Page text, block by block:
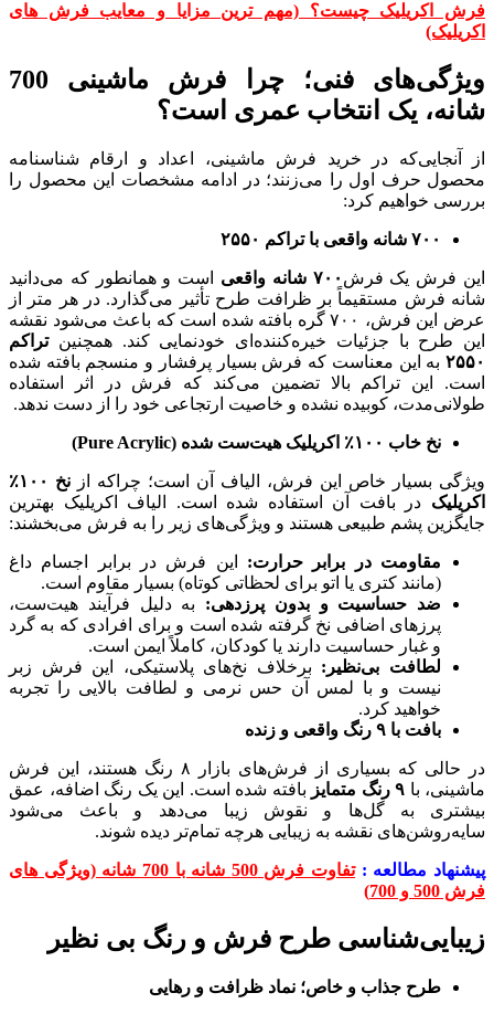
فرش اکریلیک چیست؟ (مهم ترین مزایا و معایب فرش های
اکریلیک)
ویژگی‌های فنی؛ چرا فرش ماشینی 700
شانه، یک انتخاب عمری است؟
از آنجایی‌که در خرید فرش ماشینی، اعداد و ارقام شناسنامه
محصول حرف اول را می‌زنند؛ در ادامه مشخصات این محصول را
بررسی خواهیم کرد:
۷۰۰ شانه واقعی با تراکم ۲۵۵۰
این فرش یک فرش ۷۰۰ شانه واقعی است و همانطور که می‌دانید
شانه فرش مستقیماً بر ظرافت طرح تأثیر می‌گذارد. در هر متر از
عرض این فرش، ۷۰۰ گره بافته شده است که باعث می‌شود نقشه
این طرح با جزئیات خیره‌کننده‌ای خودنمایی کند. همچنینتراکم
۲۵۵۰ به این معناست که فرش بسیار پرفشار و منسجم بافته شده
است. این تراکم بالا تضمین می‌کند که فرش در اثر استفاده
طولانی‌مدت، کوبیده نشده و خاصیت ارتجاعی خود را از دست ندهد.
نخ خاب ۱۰۰٪ اکریلیک هیت‌ست شده (Pure Acrylic)
ویژگی بسیار خاص این فرش، الیاف آن است؛ چراکه از نخ ۱۰۰٪
اکریلیک در بافت آن استفاده شده است. الیاف اکریلیک بهترین
جایگزین پشم طبیعی هستند و ویژگی‌های زیر را به فرش می‌بخشند:
مقاومت در برابر حرارت: این فرش در برابر اجسام داغ
(مانند کتری یا اتو برای لحظاتی کوتاه) بسیار مقاوم است.
ضد حساسیت و بدون پرزدهی: به دلیل فرآیند هیت‌ست،
پرزهای اضافی نخ گرفته شده است و برای افرادی که به گرد
و غبار حساسیت دارند یا کودکان، کاملاً ایمن است.
لطافت بی‌نظیر: برخلاف نخ‌های پلاستیکی، این فرش زبر
نیست و با لمس آن حس نرمی و لطافت بالایی را تجربه
خواهید کرد.
بافت با ۹ رنگ واقعی و زنده
در حالی که بسیاری از فرش‌های بازار ۸ رنگ هستند، این فرش
ماشینی، با ۹ رنگ متمایز بافته شده است. این یک رنگ اضافه، عمق
بیشتری به گل‌ها و نقوش زیبا می‌دهد و باعث می‌شود
سایه‌روشن‌های نقشه به زیبایی هرچه تمام‌تر دیده شوند.
پیشنهاد مطالعه :
تفاوت فرش 500 شانه با 700 شانه (ویژگی های
فرش 500 و 700)
زیبایی‌شناسی طرح فرش و رنگ بی نظیر
طرح جذاب و خاص؛ نماد ظرافت و رهایی